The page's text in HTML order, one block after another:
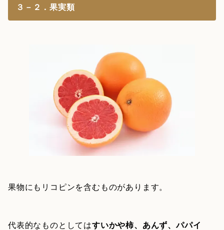
３－２．果実類
果物にもリコピンを含むものがあります。
代表的なものとしてはすいかや柿、あんず、パパイ